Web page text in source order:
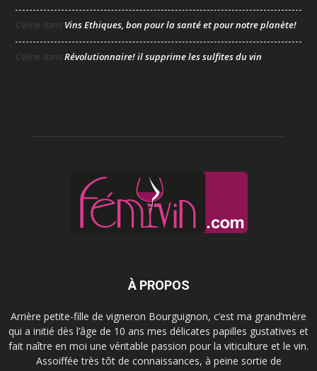
Céline dans Vins Ethiques, bon pour la santé et pour notre planète!
Céline dansRévolutionnaire! il supprime les sulfites du vin
À PROPOS
Arrière petite-fille de vigneron Bourguignon, c’est ma grand’mère
qui a initié dès l’âge de 10 ans mes délicates papilles gustatives et
fait naître en moi une véritable passion pour la viticulture et le vin.
Assoiffée très tôt de connaissances, à peine sortie de